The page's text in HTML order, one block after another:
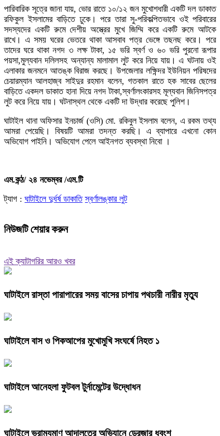
পারিবারিক সূত্রে জানা যায়, ভোর রাতে ১০/১২ জন মুখোশধারী একটি দল ডাকাত
রফিকুল ইসলামের বাড়িতে ঢুকে। পরে তারা সু-পরিকল্পিতভাবে ওই পরিবারের
সদস্যদের একটি রুমে দেশীয় অস্ত্রের মুখে জিম্মি করে একটি রুমে আটকে
রাখে। এ সময় ঘরের ভেতরে থাকা আসবাব পত্র ভেঙ্গে তছনছ করে। পরে
তাদের ঘরে থাকা নগদ ৩ লক্ষ টাকা, ১৫ ভরি স্বর্ণ ও ৬০ ভরি পুরনো রূপার
পয়সা,মুল্যবান দলিলসহ অন্যান্য মালামাল লুট করে নিয়ে যায়। এ ঘটনায় ওই
এলাকার জনমনে আতঙ্ক বিরাজ করছে। উপজেলার লক্ষিন্দর ইউনিয়ন পরিষদের
চেয়ারম্যান আলহাজ্ব সাইদুর রহমান বলেন, গতকাল রাতে হক সাবের ছেলের
বাড়িতে একদল ডাকাত হানা দিয়ে নগদ টাকা,স্বর্ণালংকারসহ মূল্যবান জিনিসপত্র
লুট করে নিয়ে যায়। ঘটনাস্থল থেকে একটি দা উদ্ধার করেছে পুলিশ।
ঘাটাইল থানা অফিসার ইনচার্জ (ওসি) মো. রকিবুল ইসলাম বলেন, এ রকম তথ্য
আমরা পেয়েছি। বিষয়টি আমরা তদন্ত করছি। এ ব্যাপারে এখনো কোন
অভিযোগ পাইনি। অভিযোগ পেলে আইনগত ব্যবস্থা নিবো ।
এম.কন্ঠ/ ২৪ নভেম্বর /এম.টি
ট্যাগ : ঘাটাইলে দুর্ধর্ষ ডাকাতি স্বর্ণালঙ্কার লুট
নিউজটি শেয়ার করুন
এই ক্যাটাগরির আরও খবর
ঘাটাইলে রাস্তা পারাপারের সময় বাসের চাপায় পথচারী নারীর মৃত্যু
ঘাটাইলে বাস ও পিকআপের মুখোমুখি সংঘর্ষে নিহত ১
ঘাটাইলে আনেহলা ফুটবল টুর্নামেন্টের উদ্ধোধন
ঘাটাইলে ভ্রাম্যমাণ আদালতের অভিযানে ড্রেজার ধ্বংশ